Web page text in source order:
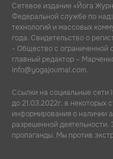
Сетевое издание «Йога
Федеральной службе по
технологий и массовых
года. Свидетельство о
- Общество с ограниченной
главный редактор –
info@yogajournal.com.
Ссылки на социальные
до 21.03.2022г. в некоторых
информирования о наличии
разрешенной
пропаганды. Мы против